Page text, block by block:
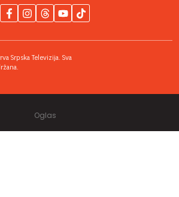
Srpska Televizija. Sva